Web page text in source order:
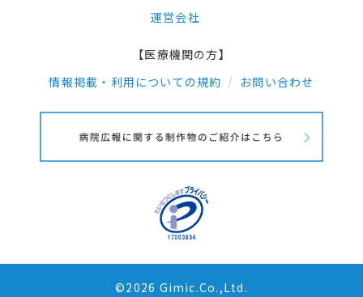
運営会社
【医療機関の方】
情報掲載・利用についての規約
お問い合わせ
©2026 Gimic.Co.,Ltd.